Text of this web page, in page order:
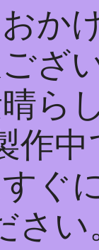
か
ざ
ら
作中
ぐ
さい